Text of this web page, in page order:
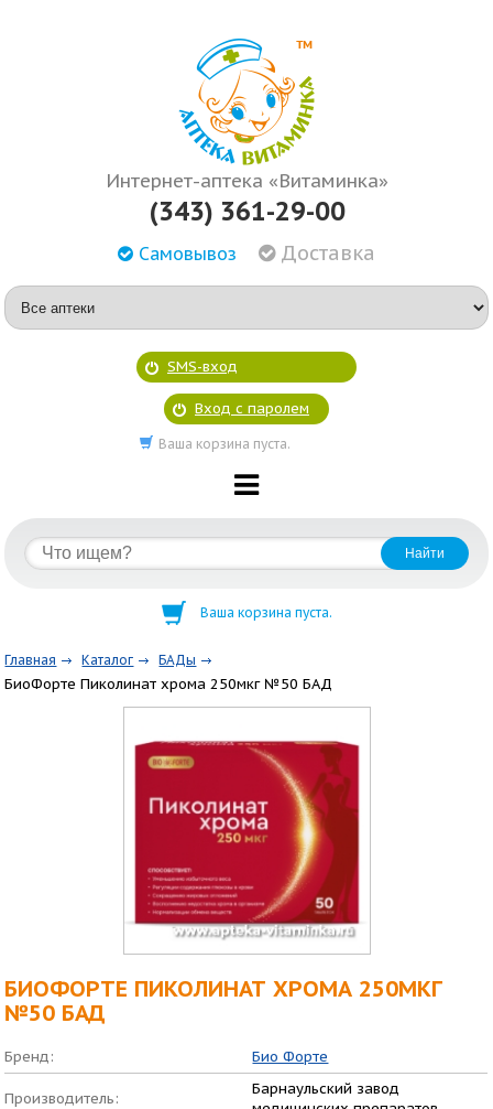
Интернет-аптека «Витаминка»
(343) 361-29-00
Самовывоз Доставка
SMS-вход
Вход с паролем
Ваша корзина пуста.
Ваша корзина пуста.
Главная Каталог БАДы
БиоФорте Пиколинат хрома 250мкг №50 БАД
БИОФОРТЕ ПИКОЛИНАТ ХРОМА 250МКГ
№50 БАД
Бренд: Био Форте
Производитель:
Барнаульский завод